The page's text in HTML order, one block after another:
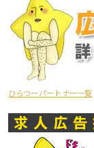
ひらつーパートナー一覧